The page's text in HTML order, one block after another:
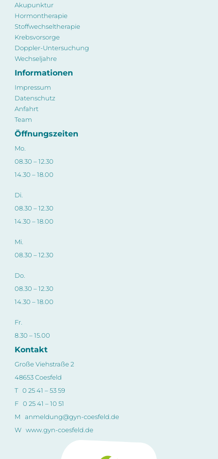
Akupunktur
Hormontherapie
Stoffwechseltherapie
Krebsvorsorge
Doppler-Untersuchung
Wechseljahre
Informationen
Impressum
Datenschutz
Anfahrt
Team
Öffnungszeiten
Mo.
08.30 – 12.30
14.30 – 18.00
Di.
08.30 – 12.30
14.30 – 18.00
Mi.
08.30 – 12.30
Do.
08.30 – 12.30
14.30 – 18.00
Fr.
8.30 – 15.00
Kontakt
Große Viehstraße 2
48653 Coesfeld
T 0 25 41 – 53 59
F 0 25 41 – 10 51
M anmeldung@gyn-coesfeld.de
W www.gyn-coesfeld.de